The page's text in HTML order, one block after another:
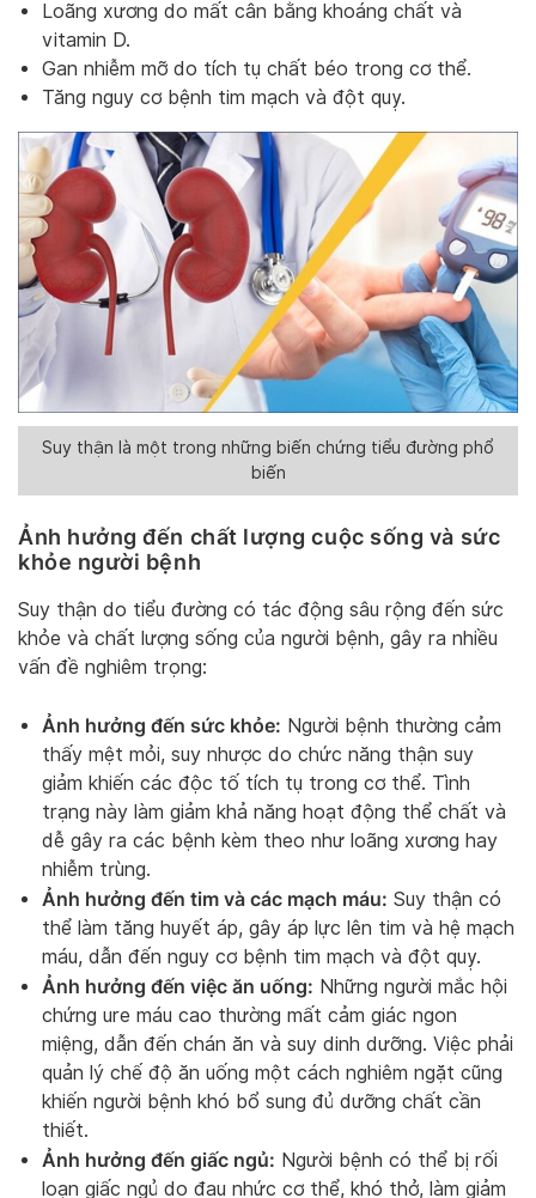
Loãng xương do mất cân bằng khoáng chất và
vitamin D.
Gan nhiễm mỡ do tích tụ chất béo trong cơ thể.
Tăng nguy cơ bệnh tim mạch và đột quỵ.
Suy thận là một trong những biến chứng tiểu đường phổ
biến
Ảnh hưởng đến chất lượng cuộc sống và sức
khỏe người bệnh
Suy thận do tiểu đường có tác động sâu rộng đến sức
khỏe và chất lượng sống của người bệnh, gây ra nhiều
vấn đề nghiêm trọng:
Ảnh hưởng đến sức khỏe: Người bệnh thường cảm
thấy mệt mỏi, suy nhược do chức năng thận suy
giảm khiến các độc tố tích tụ trong cơ thể. Tình
trạng này làm giảm khả năng hoạt động thể chất và
dễ gây ra các bệnh kèm theo như loãng xương hay
nhiễm trùng.
Ảnh hưởng đến tim và các mạch máu: Suy thận có
thể làm tăng huyết áp, gây áp lực lên tim và hệ mạch
máu, dẫn đến nguy cơ bệnh tim mạch và đột quỵ.
Ảnh hưởng đến việc ăn uống: Những người mắc hội
chứng ure máu cao thường mất cảm giác ngon
miệng, dẫn đến chán ăn và suy dinh dưỡng. Việc phải
quản lý chế độ ăn uống một cách nghiêm ngặt cũng
khiến người bệnh khó bổ sung đủ dưỡng chất cần
thiết.
Ảnh hưởng đến giấc ngủ: Người bệnh có thể bị rối
loạn giấc ngủ do đau nhức cơ thể, khó thở, làm giảm